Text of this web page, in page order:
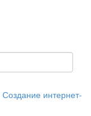
Создание интернет-